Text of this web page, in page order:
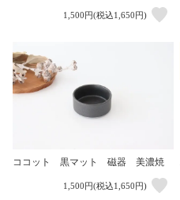
1,500円(税込1,650円)
ココット 黒マット 磁器 美濃焼
1,500円(税込1,650円)